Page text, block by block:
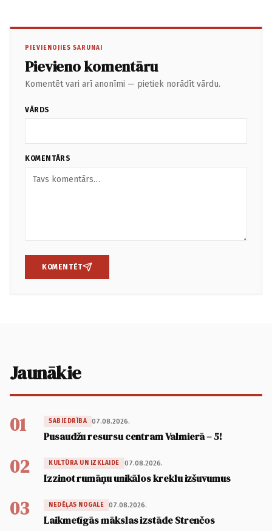
PIEVIENOJIES SARUNAI
Pievieno komentāru
Komentēt vari arī anonīmi — pietiek norādīt vārdu.
VĀRDS
KOMENTĀRS
KOMENTĒT
Jaunākie
01 SABIEDRĪBA 07.08.2026.
Pusaudžu resursu centram Valmierā – 5!
02 KULTŪRA UN IZKLAIDE 07.08.2026.
Izzinot rumāņu unikālos kreklu izšuvumus
03 NEDĒĻAS NOGALE 07.08.2026.
Laikmetīgās mākslas izstāde Strenčos